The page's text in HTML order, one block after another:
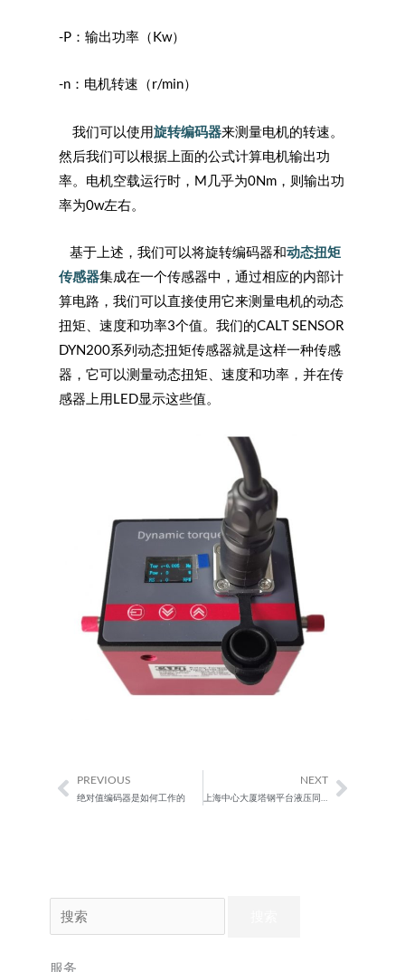
-P：输出功率（Kw）
-n：电机转速（r/min）
我们可以使用旋转编码器来测量电机的转速。
然后我们可以根据上面的公式计算电机输出功
率。电机空载运行时，M几乎为0Nm，则输出功
率为0w左右。
基于上述，我们可以将旋转编码器和动态扭矩
传感器集成在一个传感器中，通过相应的内部计
算电路，我们可以直接使用它来测量电机的动态
扭矩、速度和功率3个值。我们的CALT SENSOR
DYN200系列动态扭矩传感器就是这样一种传感
器，它可以测量动态扭矩、速度和功率，并在传
感器上用LED显示这些值。
Prev
PREVIOUS
绝对值编码器是如何工作的
NEXT Next
索：
服务